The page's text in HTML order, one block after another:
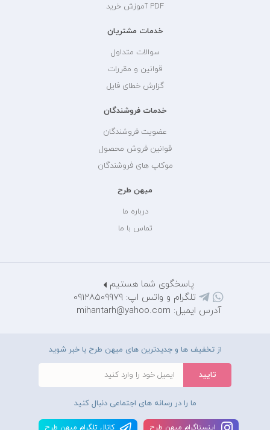
PDF آموزش خرید
خدمات مشتریان
سوالات متداول
قوانین و مقررات
گزارش خطای فایل
خدمات فروشندگان
عضویت فروشندگان
قوانین فروش محصول
موکاپ های فروشندگان
میهن طرح
درباره ما
تماس با ما
پاسخگوی شما هستیم
تلگرام و واتس اپ: 09128509979
آدرس ایمیل: mihantarh@yahoo.com
از تخفیف ها و جدیدترین های میهن طرح با خبر شوید
ما را در رسانه های اجتماعی دنبال کنید
اينستاگرام ميهن طرح کانال تلگرام ميهن طرح